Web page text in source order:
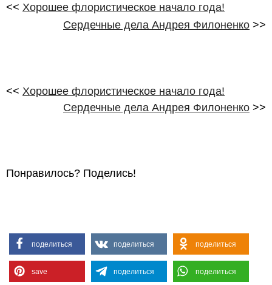
<< Хорошее флористическое начало года!
Сердечные дела Андрея Филоненко >>
<< Хорошее флористическое начало года!
Сердечные дела Андрея Филоненко >>
Понравилось? Поделись!
поделиться поделиться поделиться
save поделиться поделиться